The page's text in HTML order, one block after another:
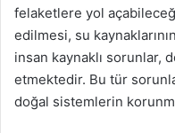
felaketlere yol
edilmesi, su
insan kaynaklı sorunlar,
etmektedir. Bu tür
doğal sistemlerin